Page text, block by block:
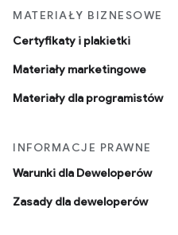
MATERIAŁY BIZNESOWE
Certyfikaty i plakietki
Materiały marketingowe
Materiały dla programistów
INFORMACJE PRAWNE
Warunki dla Deweloperów
Zasady dla deweloperów